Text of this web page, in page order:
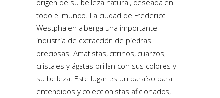
origen de su belleza natural, deseada en
todo el mundo. La ciudad de Frederico
Westphalen alberga una importante
industria de extracción de piedras
preciosas. Amatistas, citrinos, cuarzos,
cristales y ágatas brillan con sus colores y
su belleza. Este lugar es un paraíso para
entendidos y coleccionistas aficionados,